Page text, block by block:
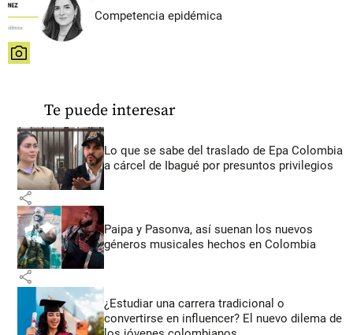
Competencia epidémica
share
Te puede interesar
Lo que se sabe del traslado de Epa Colombia
a cárcel de Ibagué por presuntos privilegios
share
Paipa y Pasonva, así suenan los nuevos
géneros musicales hechos en Colombia
share
¿Estudiar una carrera tradicional o
convertirse en influencer? El nuevo dilema de